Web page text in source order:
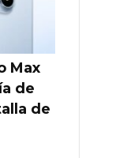
Max
de
de